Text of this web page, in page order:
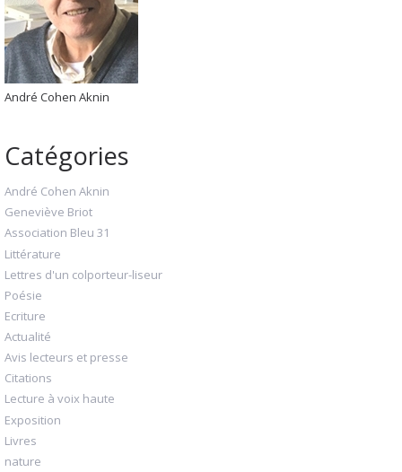
André Cohen Aknin
Catégories
André Cohen Aknin
Geneviève Briot
Association Bleu 31
Littérature
Lettres d'un colporteur-liseur
Poésie
Ecriture
Actualité
Avis lecteurs et presse
Citations
Lecture à voix haute
Exposition
Livres
nature